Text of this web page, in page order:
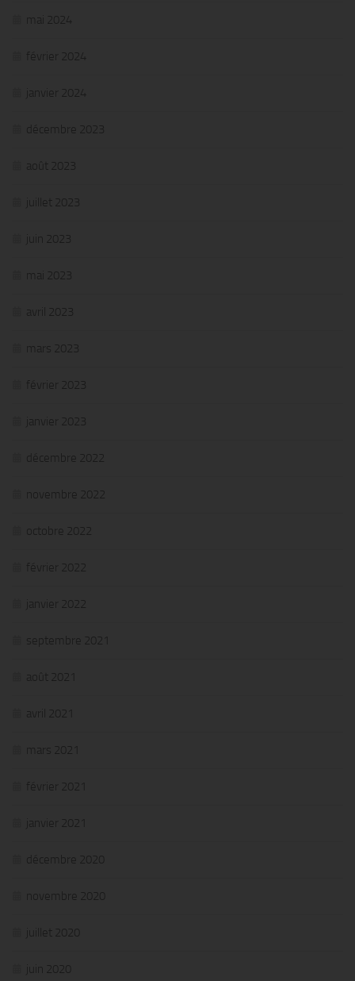
mai 2024
février 2024
janvier 2024
décembre 2023
août 2023
juillet 2023
juin 2023
mai 2023
avril 2023
mars 2023
février 2023
janvier 2023
décembre 2022
novembre 2022
octobre 2022
février 2022
janvier 2022
septembre 2021
août 2021
avril 2021
mars 2021
février 2021
janvier 2021
décembre 2020
novembre 2020
juillet 2020
juin 2020